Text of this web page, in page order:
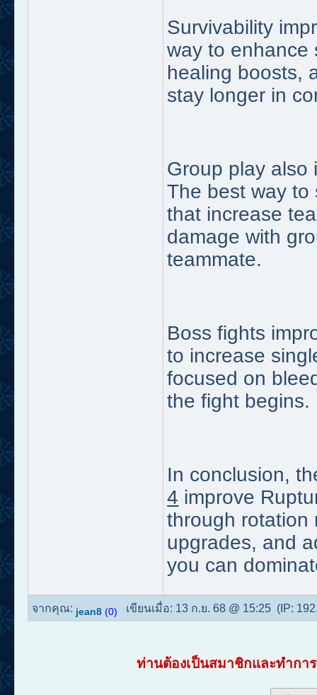
Survivability
way to enhance
healing boosts,
stay longer in
Group play also
The best way to
that increase
damage with
teammate.
Boss fights
to increase
focused on
the fight begins.
In conclusion,
4 improve
through rotation
upgrades, and
you can
จากคุณ: jean8 (0) เขียนเมื่อ: 13 ก.ย. 68 @ 15:25 (IP:
ท่านต้องเป็นสมาชิกและทำกา